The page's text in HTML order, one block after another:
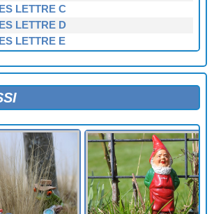
LETTRE C
LETTRE D
LETTRE E
LETTRE G
LETTRE H
LETTRE I
LETTRE K
LETTRE L
LETTRE M
LETTRE N
LETTRE O